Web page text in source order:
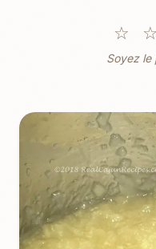
☆ ☆
Soyez le